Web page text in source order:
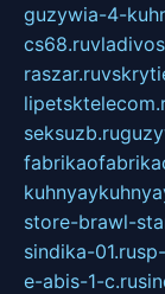
guzywia-4-
cs68.ru
raszar.ru
seksuzb.ru
store-brawl-
sindika-01.ru
e-abis-1-c.ru